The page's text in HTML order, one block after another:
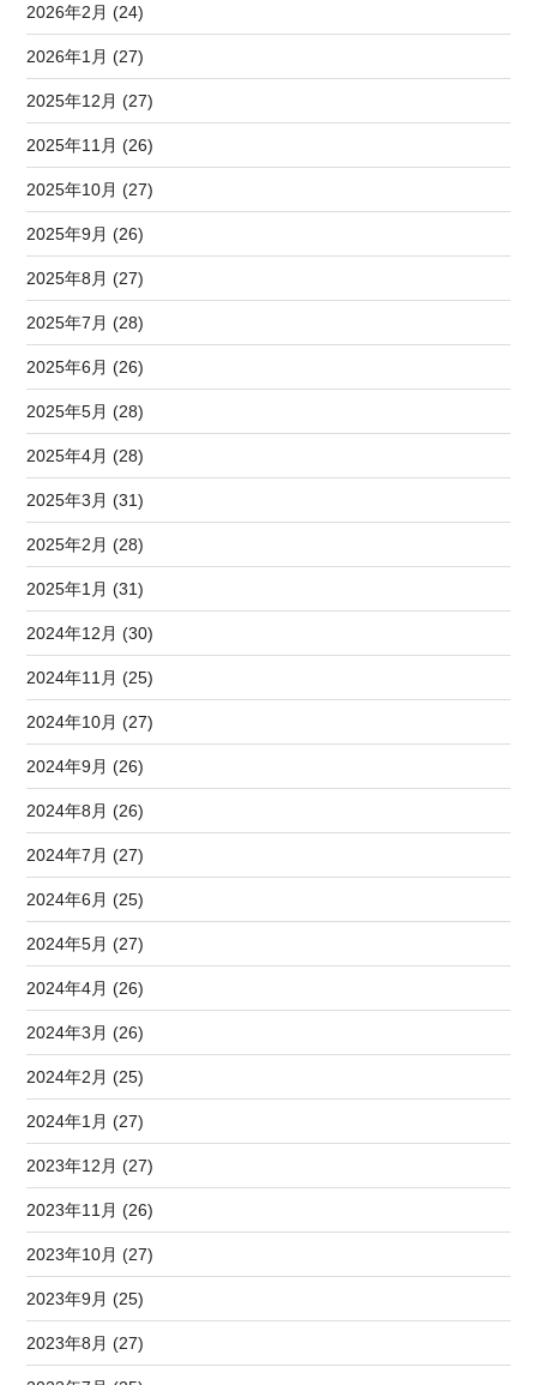
2026年2月 (24)
2026年1月 (27)
2025年12月 (27)
2025年11月 (26)
2025年10月 (27)
2025年9月 (26)
2025年8月 (27)
2025年7月 (28)
2025年6月 (26)
2025年5月 (28)
2025年4月 (28)
2025年3月 (31)
2025年2月 (28)
2025年1月 (31)
2024年12月 (30)
2024年11月 (25)
2024年10月 (27)
2024年9月 (26)
2024年8月 (26)
2024年7月 (27)
2024年6月 (25)
2024年5月 (27)
2024年4月 (26)
2024年3月 (26)
2024年2月 (25)
2024年1月 (27)
2023年12月 (27)
2023年11月 (26)
2023年10月 (27)
2023年9月 (25)
2023年8月 (27)